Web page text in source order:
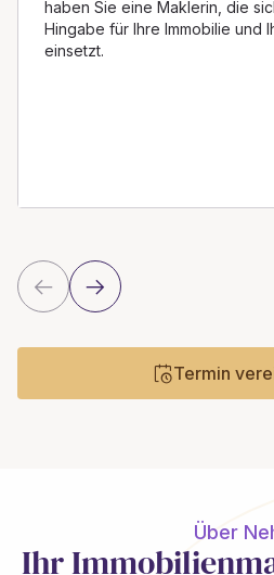
haben Sie eine Maklerin, die
Hingabe für Ihre Immobilie und
einsetzt.
Termin
Über
Ihr